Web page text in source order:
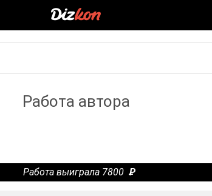
Работа автора
Работа выиграла 7800